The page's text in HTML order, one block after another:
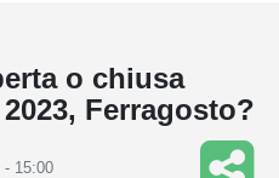
o chiusa
Ferragosto?
- 15:00